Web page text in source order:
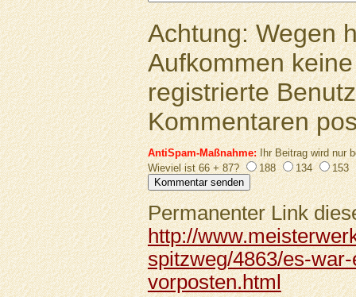
Achtung: Wegen
Aufkommen
registrierte
Kommentaren
AntiSpam-Maßnahme:Ihr Beitrag wird nur
Wieviel ist 66 + 87?
188 134 153
Permanenter Link
http://
spitzweg/4863/es-
vorposten.html